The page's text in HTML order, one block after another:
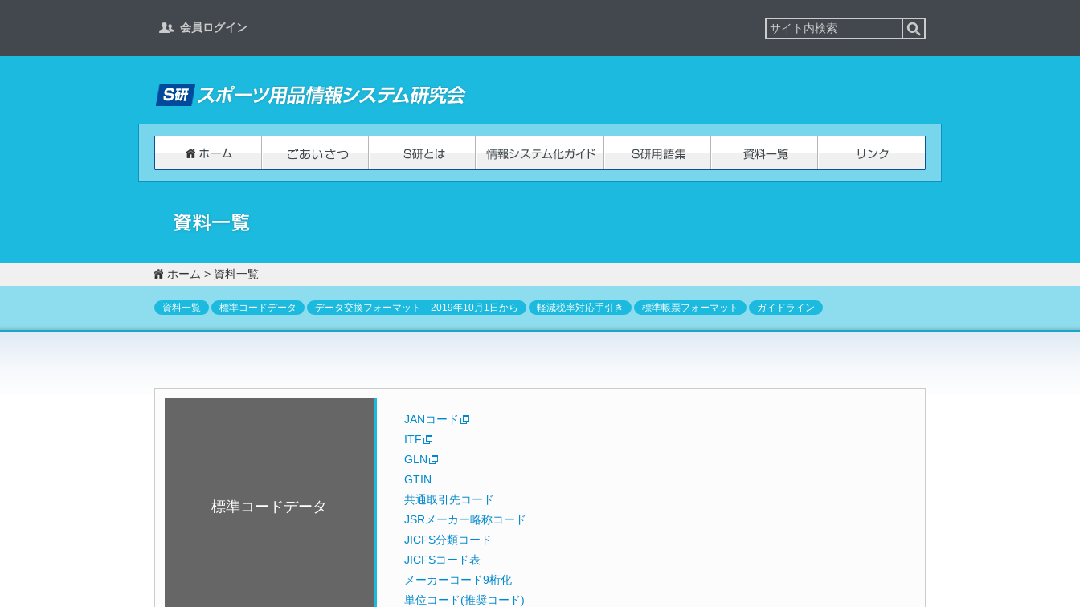
会員ログイン
ホーム > 資料一覧
資料一覧 標準コードデータ データ交換フォーマット 2019年10月1日から 軽減税率対応手引き 標準帳票フォーマット ガイドライン
標準コードデータ
JANコード
ITF
GLN
GTIN
共通取引先コード
JSRメーカー略称コード
JICFS分類コード
JICFSコード表
メーカーコード9桁化
単位コード(推奨コード)